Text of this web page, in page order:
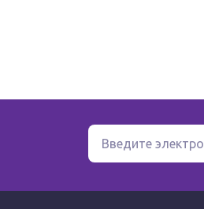
средняя C
Выводится с мочой.
менее активными ГКС для